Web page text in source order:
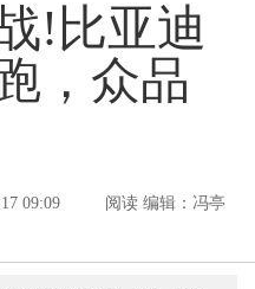
!比亚迪
，众品
09:09 编辑：冯亭
阅读